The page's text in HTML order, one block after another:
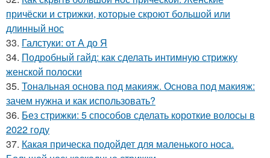
причёски и стрижки, которые скроют большой или
длинный нос
33. Галстуки: от А до Я
34. Подробный гайд: как сделать интимную стрижку
женской полоски
35. Тональная основа под макияж. Основа под макияж:
зачем нужна и как использовать?
36. Без стрижки: 5 способов сделать короткие волосы в
2022 году
37. Какая прическа подойдет для маленького носа.